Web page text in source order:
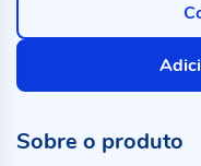
Sobre o produto